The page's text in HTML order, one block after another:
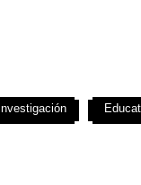
Investigación